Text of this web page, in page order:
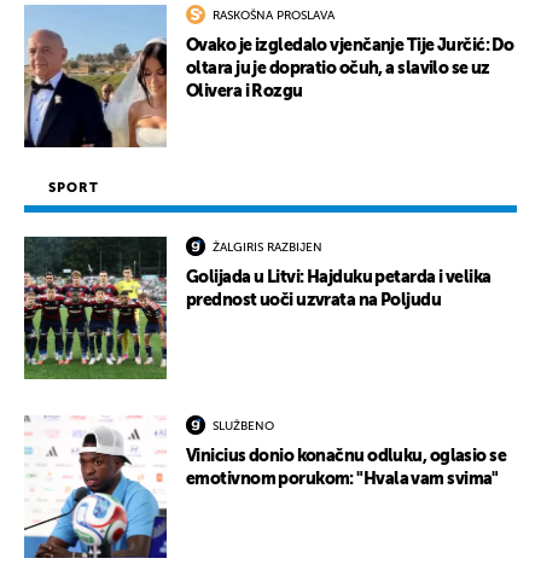
RASKOŠNA PROSLAVA
Ovako je izgledalo vjenčanje Tije Jurčić: Do
oltara ju je dopratio očuh, a slavilo se uz
Olivera i Rozgu
SPORT
ŽALGIRIS RAZBIJEN
Golijada u Litvi: Hajduku petarda i velika
prednost uoči uzvrata na Poljudu
SLUŽBENO
Vinicius donio konačnu odluku, oglasio se
emotivnom porukom: "Hvala vam svima"